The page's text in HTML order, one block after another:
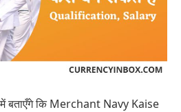
कि Merchant Navy Kaise